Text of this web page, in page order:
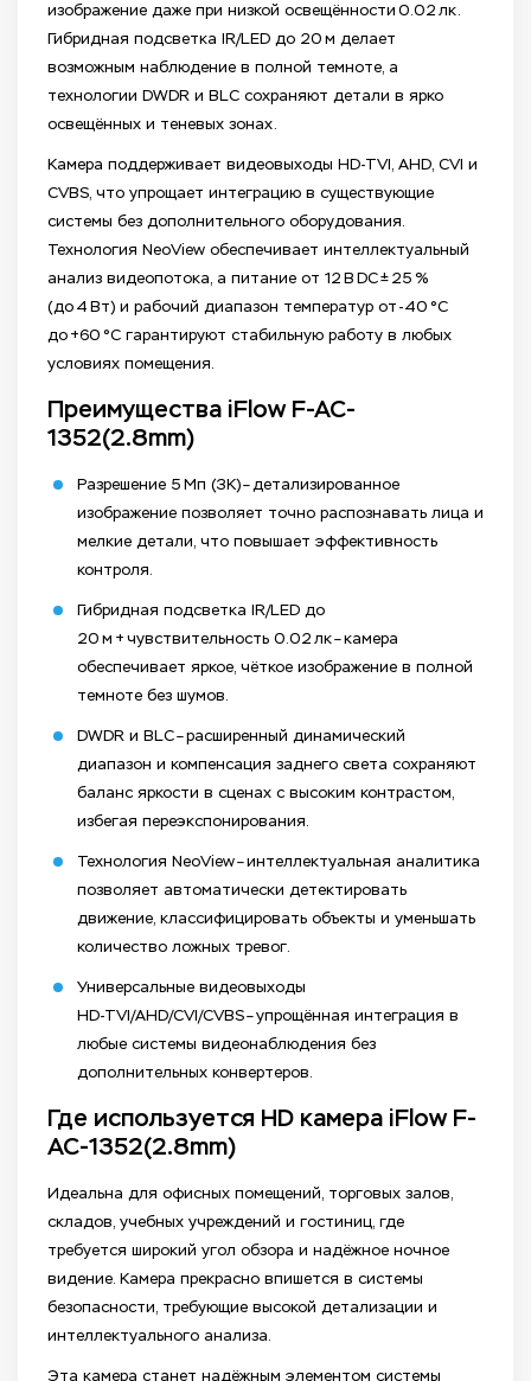
изображение даже при низкой освещённости 0.02 лк.
Гибридная подсветка IR/LED до 20 м делает
возможным наблюдение в полной темноте, а
технологии DWDR и BLC сохраняют детали в ярко
освещённых и теневых зонах.
Камера поддерживает видеовыходы HD‑TVI, AHD, CVI и
CVBS, что упрощает интеграцию в существующие
системы без дополнительного оборудования.
Технология NeoView обеспечивает интеллектуальный
анализ видеопотока, а питание от 12 В DC ± 25 %
(до 4 Вт) и рабочий диапазон температур от ‑40 °C
до +60 °C гарантируют стабильную работу в любых
условиях помещения.
Преимущества iFlow F-AC-
1352(2.8mm)
Разрешение 5 Мп (3K) – детализированное
изображение позволяет точно распознавать лица и
мелкие детали, что повышает эффективность
контроля.
Гибридная подсветка IR/LED до
20 м + чувствительность 0.02 лк – камера
обеспечивает яркое, чёткое изображение в полной
темноте без шумов.
DWDR и BLC – расширенный динамический
диапазон и компенсация заднего света сохраняют
баланс яркости в сценах с высоким контрастом,
избегая переэкспонирования.
Технология NeoView – интеллектуальная аналитика
позволяет автоматически детектировать
движение, классифицировать объекты и уменьшать
количество ложных тревог.
Универсальные видеовыходы
HD‑TVI/AHD/CVI/CVBS – упрощённая интеграция в
любые системы видеонаблюдения без
дополнительных конвертеров.
Где используется HD камера iFlow F-
AC-1352(2.8mm)
Идеальна для офисных помещений, торговых залов,
складов, учебных учреждений и гостиниц, где
требуется широкий угол обзора и надёжное ночное
видение. Камера прекрасно впишется в системы
безопасности, требующие высокой детализации и
интеллектуального анализа.
Эта камера станет надёжным элементом системы